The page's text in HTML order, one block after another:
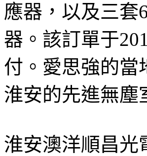
應器，以及三套
器。該訂單于
付。愛思強的當
淮安的先進無塵
淮安澳洋順昌光